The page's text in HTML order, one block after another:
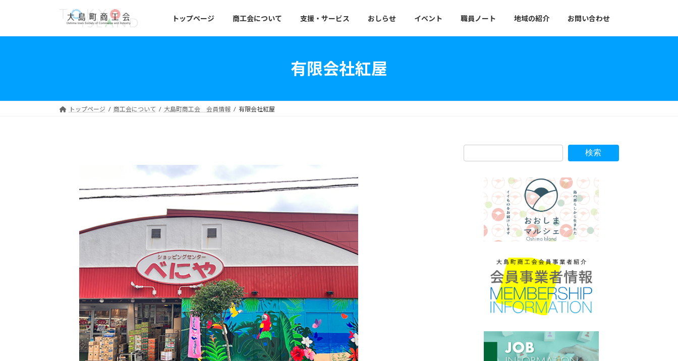
ッ
移
トップページ 商工会について 支援・サービス おしらせ イベント 職員ノート 地域の紹介 お問い合わせ
有限会社紅屋
トップページ 商工会について 大島町商工会 会員情報 有限会社紅屋
検索